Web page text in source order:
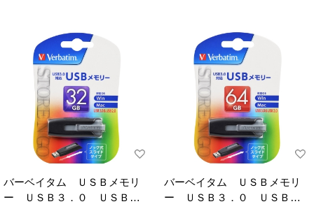
バーベイタム ＵＳＢメモリ
ー ＵＳＢ３．０ ＵＳＢＶ
バーベイタム ＵＳＢメモリ
ー ＵＳＢ３．０ ＵＳＢＶ